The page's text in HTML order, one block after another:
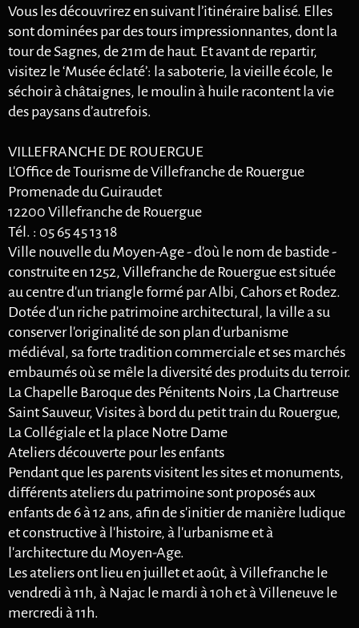
Vous les découvrirez en suivant l’itinéraire balisé. Elles
sont dominées par des tours impressionnantes, dont la
tour de Sagnes, de 21m de haut. Et avant de repartir,
visitez le ‘Musée éclaté’: la saboterie, la vieille école, le
séchoir à châtaignes, le moulin à huile racontent la vie
des paysans d’autrefois.
VILLEFRANCHE DE ROUERGUE
L'Office de Tourisme de Villefranche de Rouergue
Promenade du Guiraudet
12200 Villefranche de Rouergue
Tél. : 05 65 45 13 18
Ville nouvelle du Moyen-Age - d'où le nom de bastide -
construite en 1252, Villefranche de Rouergue est située
au centre d'un triangle formé par Albi, Cahors et Rodez.
Dotée d'un riche patrimoine architectural, la ville a su
conserver l'originalité de son plan d'urbanisme
médiéval, sa forte tradition commerciale et ses marchés
embaumés où se mêle la diversité des produits du terroir.
La Chapelle Baroque des Pénitents Noirs ,La Chartreuse
Saint Sauveur, Visites à bord du petit train du Rouergue,
La Collégiale et la place Notre Dame
Ateliers découverte pour les enfants
Pendant que les parents visitent les sites et monuments,
différents ateliers du patrimoine sont proposés aux
enfants de 6 à 12 ans, afin de s'initier de manière ludique
et constructive à l'histoire, à l'urbanisme et à
l'architecture du Moyen-Age.
Les ateliers ont lieu en juillet et août, à Villefranche le
vendredi à 11h, à Najac le mardi à 10h et à Villeneuve le
mercredi à 11h.